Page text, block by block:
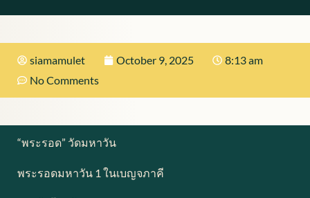
siamamulet October 9, 2025
8:13 am
No Comments
“พระรอด” วัดมหาวัน
พระรอดมหาวัน 1 ในเบญจภาคี